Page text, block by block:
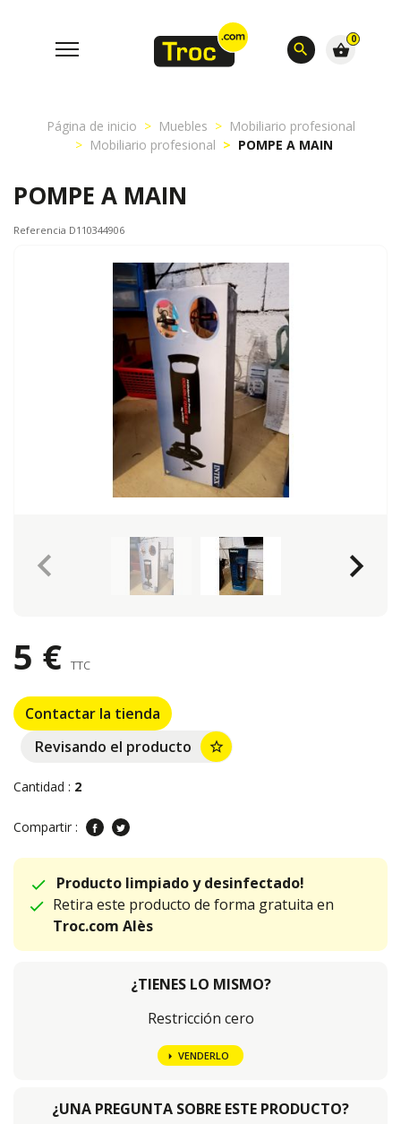
search
0
shopping_basket
Página de inicio Muebles
Mobiliario profesional
Mobiliario profesional
POMPE A MAIN
POMPE A MAIN
Referencia D110344906
keyboard_arrow_left keyboard_arrow_right
5 € TTC
Contactar la tienda
Revisando el producto
star_border
Cantidad : 2
Compartir :
Producto limpiado y desinfectado!
Retira este producto de forma gratuita en
Troc.com Alès
¿TIENES LO MISMO?
Restricción cero
VENDERLO
¿UNA PREGUNTA SOBRE ESTE PRODUCTO?